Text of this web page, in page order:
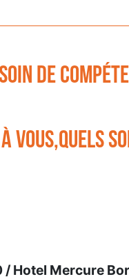
de
vous,quels
Hotel Mercure